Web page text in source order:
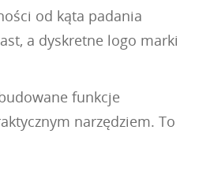
od kąta padania
a dyskretne logo marki
funkcje
narzędziem. To